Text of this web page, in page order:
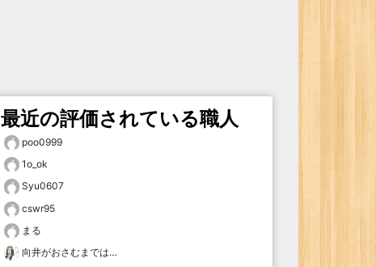
最近の評価されている職人
poo0999
1o_ok
Syu0607
cswr95
まる
向井がおさむまでは…